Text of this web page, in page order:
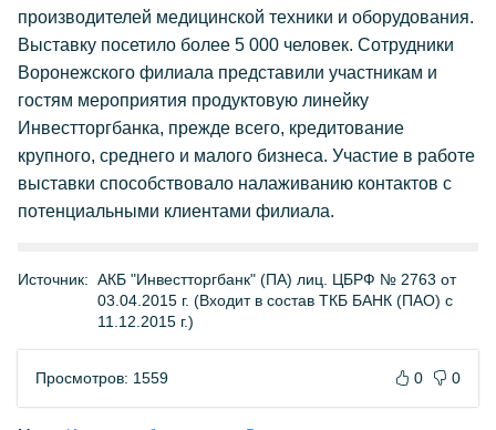
производителей медицинской техники и оборудования.
Выставку посетило более 5 000 человек. Сотрудники
Воронежского филиала представили участникам и
гостям мероприятия продуктовую линейку
Инвестторгбанка, прежде всего, кредитование
крупного, среднего и малого бизнеса. Участие в работе
выставки способствовало налаживанию контактов с
потенциальными клиентами филиала.
Источник: АКБ "Инвестторгбанк" (ПА) лиц. ЦБРФ № 2763 от
03.04.2015 г. (Входит в состав ТКБ БАНК (ПАО) с
11.12.2015 г.)
Просмотров: 1559 0 0